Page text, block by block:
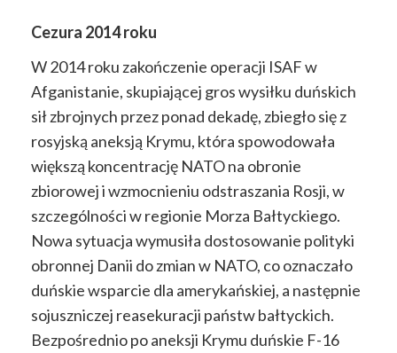
Cezura 2014 roku
W 2014 roku zakończenie operacji ISAF w
Afganistanie, skupiającej gros wysiłku duńskich
sił zbrojnych przez ponad dekadę, zbiegło się z
rosyjską aneksją Krymu, która spowodowała
większą koncentrację NATO na obronie
zbiorowej i wzmocnieniu odstraszania Rosji, w
szczególności w regionie Morza Bałtyckiego.
Nowa sytuacja wymusiła dostosowanie polityki
obronnej Danii do zmian w NATO, co oznaczało
duńskie wsparcie dla amerykańskiej, a następnie
sojuszniczej reasekuracji państw bałtyckich.
Bezpośrednio po aneksji Krymu duńskie F-16